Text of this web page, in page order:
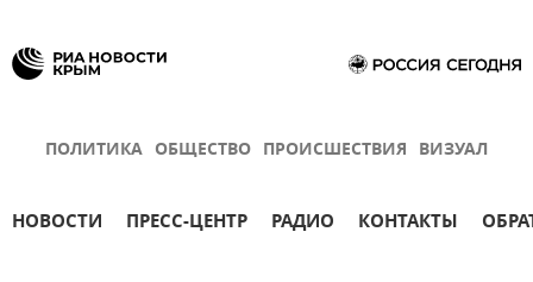
ПОЛИТИКА ОБЩЕСТВО ПРОИСШЕСТВИЯ ВИЗУАЛ
НОВОСТИ ПРЕСС-ЦЕНТР РАДИО КОНТАКТЫ